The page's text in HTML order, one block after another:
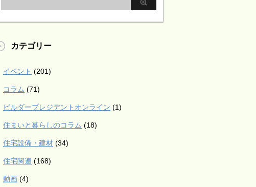
カテゴリー
イベント (201)
コラム (71)
ビルダープレジデントオンライン (1)
住まいと暮らしのコラム (18)
住宅設備・建材 (34)
住宅関連 (168)
動画 (4)